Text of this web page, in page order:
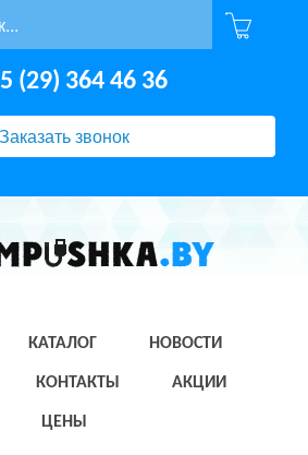
(29) 364 46 36
Заказать звонок
КАТАЛОГ НОВОСТИ
КОНТАКТЫ АКЦИИ
ЦЕНЫ